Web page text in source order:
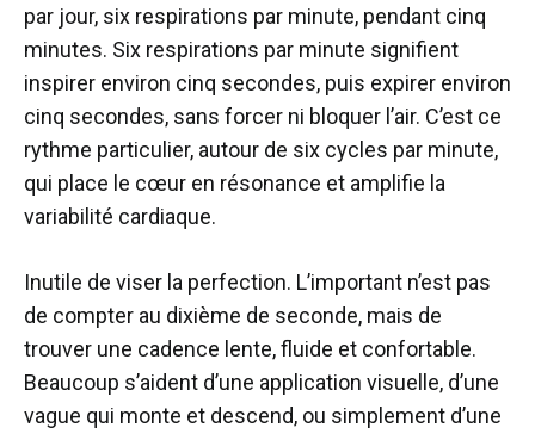
par jour, six respirations par minute, pendant cinq
minutes. Six respirations par minute signifient
inspirer environ cinq secondes, puis expirer environ
cinq secondes, sans forcer ni bloquer l’air. C’est ce
rythme particulier, autour de six cycles par minute,
qui place le cœur en résonance et amplifie la
variabilité cardiaque.
Inutile de viser la perfection. L’important n’est pas
de compter au dixième de seconde, mais de
trouver une cadence lente, fluide et confortable.
Beaucoup s’aident d’une application visuelle, d’une
vague qui monte et descend, ou simplement d’une